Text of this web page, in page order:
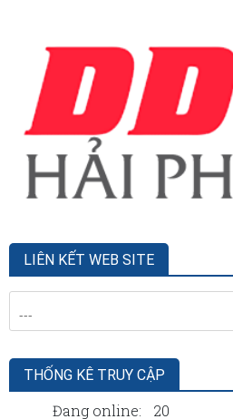
LIÊN KẾT WEB SITE
THỐNG KÊ TRUY CẬP
Đang online: 20